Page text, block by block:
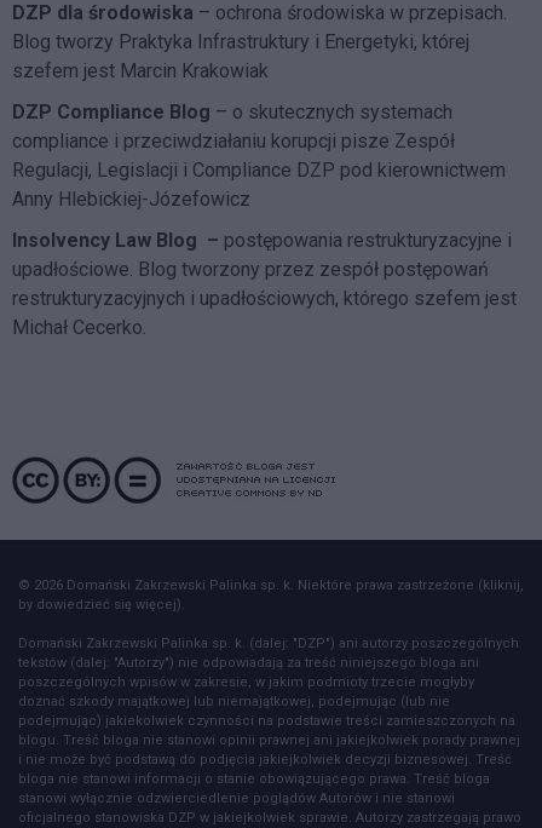
DZP dla środowiska – ochrona środowiska w przepisach.
Blog tworzy Praktyka Infrastruktury i Energetyki, której
szefem jest Marcin Krakowiak
DZP Compliance Blog – o skutecznych systemach
compliance i przeciwdziałaniu korupcji pisze Zespół
Regulacji, Legislacji i Compliance DZP pod kierownictwem
Anny Hlebickiej-Józefowicz
Insolvency Law Blog – postępowania restrukturyzacyjne i
upadłościowe. Blog tworzony przez zespół postępowań
restrukturyzacyjnych i upadłościowych, którego szefem jest
Michał Cecerko.
© 2026 Domański Zakrzewski Palinka sp. k. Niektóre prawa zastrzeżone (kliknij,
by dowiedzieć się więcej).
Domański Zakrzewski Palinka sp. k. (dalej: "DZP") ani autorzy poszczególnych
tekstów (dalej: "Autorzy") nie odpowiadają za treść niniejszego bloga ani
poszczególnych wpisów w zakresie, w jakim podmioty trzecie mogłyby
doznać szkody majątkowej lub niemajątkowej, podejmując (lub nie
podejmując) jakiekolwiek czynności na podstawie treści zamieszczonych na
blogu. Treść bloga nie stanowi opinii prawnej ani jakiejkolwiek porady prawnej
i nie może być podstawą do podjęcia jakiejkolwiek decyzji biznesowej. Treść
bloga nie stanowi informacji o stanie obowiązującego prawa. Treść bloga
stanowi wyłącznie odzwierciedlenie poglądów Autorów i nie stanowi
oficjalnego stanowiska DZP w jakiejkolwiek sprawie. Autorzy zastrzegają prawo